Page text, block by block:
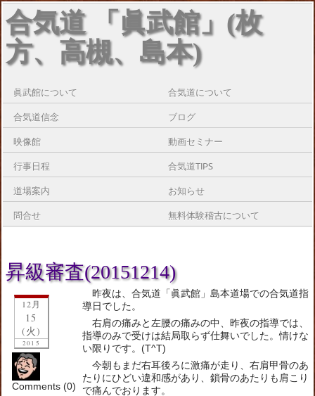
合気道 「眞武館」(枚
方、高槻、島本)
眞武館について 合気道について
合気道信念 ブログ
映像館 動画セミナー
行事日程 合気道TIPS
道場案内 お知らせ
問合せ 無料体験稽古について
昇級審査(20151214)
12月
15
(火)
2015
Comments (0)
昨夜は、合気道「眞武館」島本道場での合気道指
導日でした。
右肩の痛みと左腰の痛みの中、昨夜の指導では、
指導のみで受けは結局取らず仕舞いでした。情けな
い限りです。(T^T)
今朝もまだ右耳後ろに激痛が走り、右肩甲骨のあ
たりにひどい違和感があり、鎖骨のあたりも肩こり
で痛んでおります。